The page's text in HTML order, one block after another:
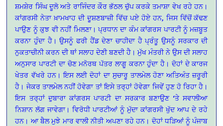
ਸ਼ਮਸ਼ੇਰ ਸਿੰਘ ਦੂਲੋ ਅਤੇ ਰਾਜਿੰਦਰ ਕੌਰ ਭੱਠਲ ਚੁੱਪ ਕਰਕੇ ਤਮਾਸ਼ਾ ਵੇਖ ਰਹੇ ਹਨ।
ਕਾਂਗਰਸੀ ਨੇਤਾ ਖ਼ਾਮਖਾਹ ਦੀ ਦੂਸ਼ਣਬਾਜ਼ੀ ਵਿੱਚ ਪਏ ਹੋਏ ਹਨ, ਜਿਸ ਵਿੱਚੋਂ ਕੱਢਣ
ਪਾਉਣ ਨੂੰ ਕੁਝ ਵੀ ਨਹੀਂ ਮਿਲਣਾ। ਪ੍ਰਧਾਨ ਦਾ ਕੰਮ ਕਾਂਗਰਸ ਪਾਰਟੀ ਨੂੰ ਮਜ਼ਬੂਤ
ਕਰਨਾ ਹੁੰਦਾ ਹੈ। ਉਸਨੂੰ ਫਰੀ ਹੈਂਡ ਦੇਣਾ ਚਾਹੀਦਾ ਹੈ ਪ੍ਰੰਤੂ ਉਸਨੂੰ ਸਰਕਾਰ ਦੀ
ਨੁਕਤਾਚੀਨੀ ਕਰਨ ਦੀ ਥਾਂ ਸਲਾਹ ਦੇਣੀ ਬਣਦੀ ਹੈ। ਮੁੱਖ ਮੰਤਰੀ ਨੇ ਉਸ ਦੀ ਸਲਾਹ
ਅਨੁਸਾਰ ਪਾਰਟੀ ਦਾ ਚੋਣ ਮਨੋਰਥ ਪੱਤਰ ਲਾਗੂ ਕਰਨਾ ਹੁੰਦਾ ਹੈ। ਦੋਹਾਂ ਦੇ ਕਾਰਜ
ਖੇਤਰ ਵੱਖਰੇ ਹਨ। ਇਸ ਲਈ ਦੋਹਾਂ ਦਾ ਸੁਚਾਰੂ ਤਾਲਮੇਲ ਹੋਣਾ ਅਤਿਅੰਤ ਜ਼ਰੂਰੀ
ਹੈ। ਜੇਕਰ ਤਾਲਮੇਲ ਨਹੀਂ ਹੋਵੇਗਾ ਤਾਂ ਇਸੇ ਤਰ੍ਹਾਂ ਹੋਵੇਗਾ ਜਿਵੇਂ ਹੁਣ ਹੋ ਰਿਹਾ ਹੈ।
ਇਸ ਤਰ੍ਹਾਂ ਦੁਬਾਰਾ ਕਾਂਗਰਸ ਪਾਰਟੀ ਦਾ ਸਰਕਾਰ ਬਣਾਉਣ ‘ਤੇ ਸਵਾਲੀਆ
ਨਿਸ਼ਾਨ ਲੱਗ ਜਾਵੇਗਾ। ਵਿਰੋਧੀ ਪਾਰਟੀਆਂ ਨੂੰ ਮੁੱਦਾ ਕਾਂਗਰਸੀ ਖੁੱਦ ਆਪ ਦੇ ਰਹੇ
ਹਨ। ਆ ਬੈਲ ਮੁਝੇ ਮਾਰ ਵਾਲੀ ਨੀਤੀ ਅਪਣਾ ਰਹੇ ਹਨ। ਦੋਹਾਂ ਧੜਿਆਂ ਨੂੰ ਪੰਜਾਬ